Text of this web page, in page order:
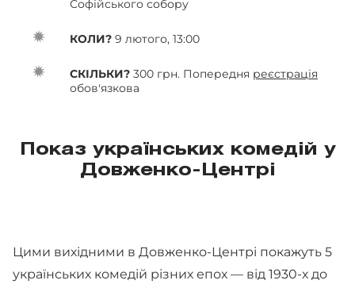
Софійського собору
КОЛИ? 9 лютого, 13:00
СКІЛЬКИ? 300 грн. Попередня реєстрація
обов'язкова
Показ українських комедій у
Довженко-Центрі
Цими вихідними в Довженко-Центрі покажуть 5
українських комедій різних епох — від 1930-х до